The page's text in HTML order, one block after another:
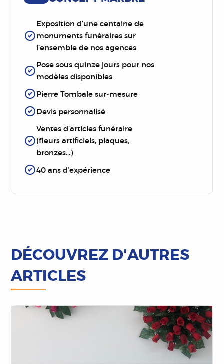
Exposition d’une centaine de
monuments funéraires sur
l’ensemble de nos agences
Pose sous quinze jours pour nos
modèles disponibles
Pierre Tombale sur-mesure
Devis personnalisé
Ventes d’articles funéraire
(fleurs artificiels, plaques,
bronzes…)
40 ans d’expérience
DÉCOUVREZ D'AUTRES
ARTICLES